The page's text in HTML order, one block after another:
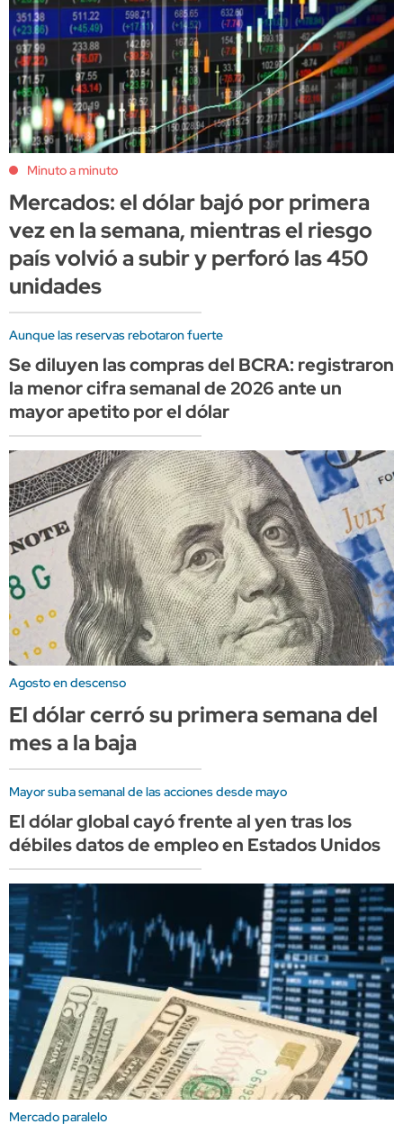
Minuto a minuto
Mercados: el dólar bajó por primera
vez en la semana, mientras el riesgo
país volvió a subir y perforó las 450
unidades
Aunque las reservas rebotaron fuerte
Se diluyen las compras del BCRA: registraron
la menor cifra semanal de 2026 ante un
mayor apetito por el dólar
Agosto en descenso
El dólar cerró su primera semana del
mes a la baja
Mayor suba semanal de las acciones desde mayo
El dólar global cayó frente al yen tras los
débiles datos de empleo en Estados Unidos
Mercado paralelo